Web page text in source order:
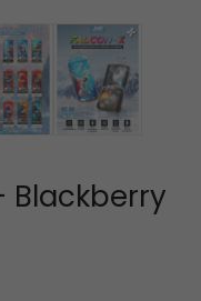
- Blackberry